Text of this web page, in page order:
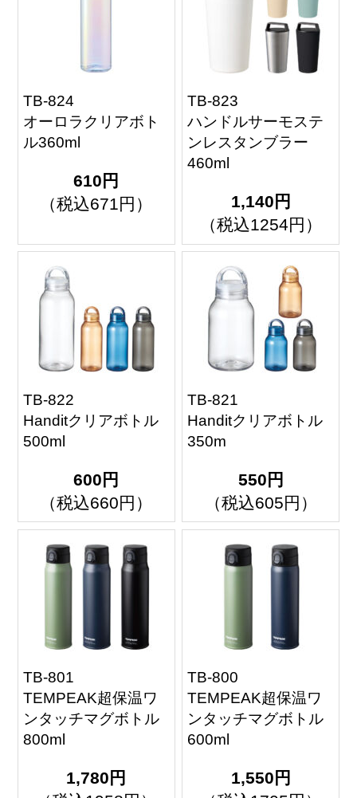
TB-824
オーロラクリアボト
ル360ml
610円
（税込671円）
TB-823
ハンドルサーモステ
ンレスタンブラー
460ml
1,140円
（税込1254円）
TB-822
Handitクリアボトル
500ml
600円
（税込660円）
TB-821
Handitクリアボトル
350m
550円
（税込605円）
TB-801
TEMPEAK超保温ワ
ンタッチマグボトル
800ml
1,780円
TB-800
TEMPEAK超保温ワ
ンタッチマグボトル
600ml
1,550円